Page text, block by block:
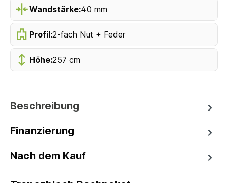
Wandstärke:40 mm
Profil:2-fach Nut + Feder
Höhe:257 cm
Beschreibung
Finanzierung
Nach dem Kauf